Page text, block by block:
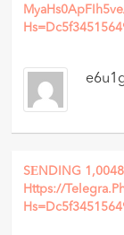
SЕNDING
Https://